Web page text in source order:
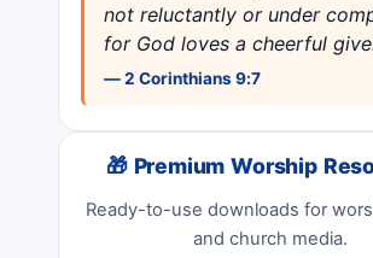
not reluctantly or under
for God loves a cheerful
— 2 Corinthians 9:7
🎁 Premium Worship
Ready-to-use downloads for
and church media.